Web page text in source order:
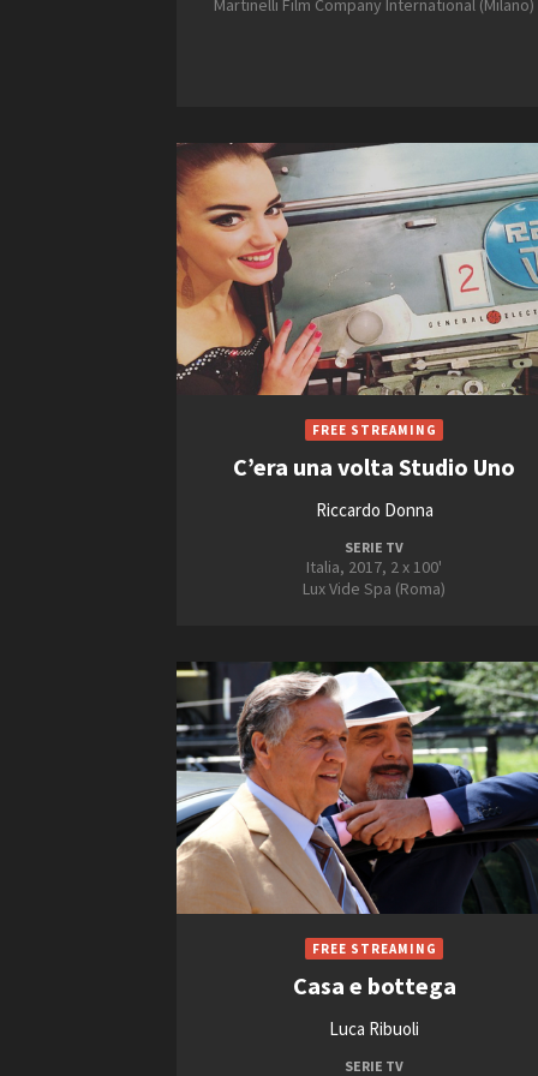
Martinelli Film Company International (Milano)
C’era una volta Studio Uno
Riccardo Donna
SERIE TV
Italia, 2017, 2 x 100'
Lux Vide Spa (Roma)
Casa e bottega
Luca Ribuoli
SERIE TV